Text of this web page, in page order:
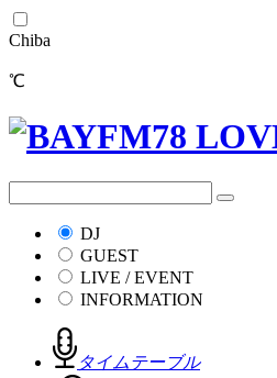
Chiba
℃
DJ
GUEST
LIVE / EVENT
INFORMATION
タイムテーブル